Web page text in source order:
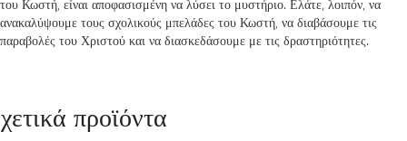
ανακαλύψουμε τους σχολικούς μπελάδες του Κωστή, να διαβάσουμε τις
παραβολές του Χριστού και να διασκεδάσουμε με τις δραστηριότητες.
προϊόντα